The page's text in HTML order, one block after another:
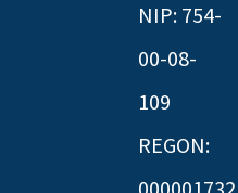
NIP: 754-
00-08-
109
REGON: